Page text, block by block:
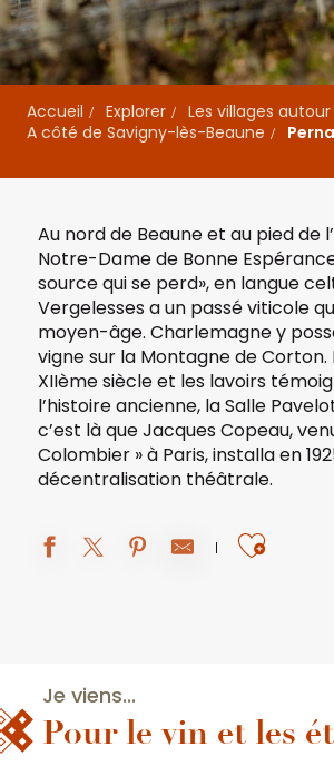
Accueil Explorer
Les villages
A côté de Savigny-lès-Beaune
Au nord de Beaune et au pied de
Notre-Dame de Bonne
source qui se perd», en langue
Vergelesses a un passé viticole
moyen-âge. Charlemagne y
vigne sur la Montagne de Corton.
XIIème siècle et les lavoirs
l’histoire ancienne, la Salle
c’est là que Jacques Copeau,
Colombier » à Paris, installa en
décentralisation théâtrale.
Je viens...
Pour le vin et les